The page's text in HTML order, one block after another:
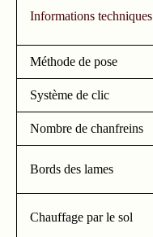
Informations techniques
Méthode de pose
Système de clic
Nombre de chanfreins
Bords des lames
Chauffage par le sol